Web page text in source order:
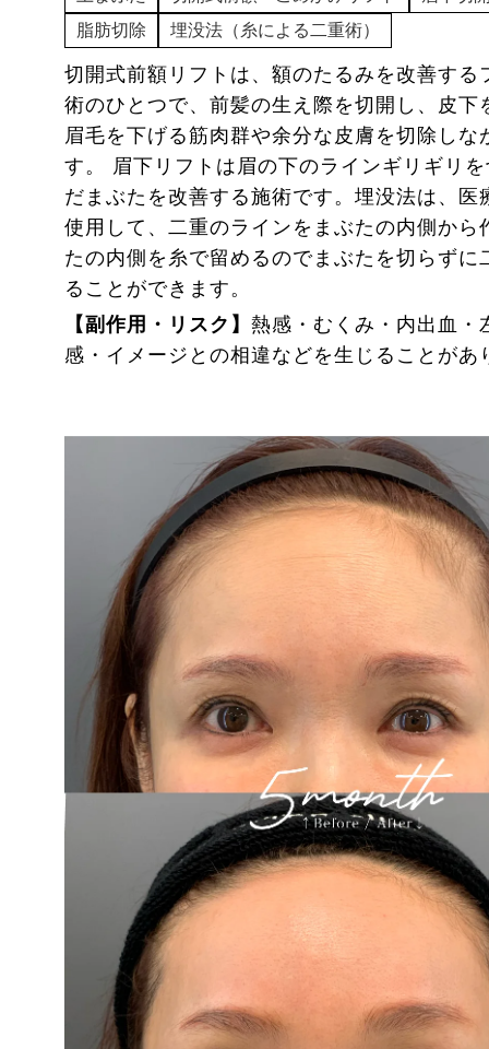
脂肪切除
埋没法（糸による二重術）
切開式前額リフトは、額のたるみを改善する
術のひとつで、前髪の生え際を切開し、皮下
眉毛を下げる筋肉群や余分な皮膚を切除しな
す。 眉下リフトは眉の下のラインギリギリ
だまぶたを改善する施術です。埋没法は、医
使用して、二重のラインをまぶたの内側から
たの内側を糸で留めるのでまぶたを切らずに
ることができます。
【副作用・リスク】 熱感・むくみ・内出血・
感・イメージとの相違などを生じることがあ